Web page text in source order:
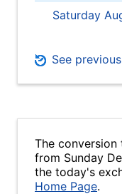
Saturday
See
The conversion
from Sunday
the today's
Home Page.